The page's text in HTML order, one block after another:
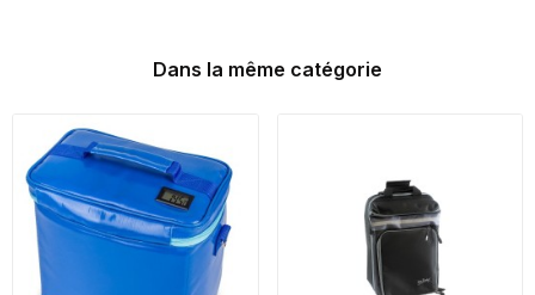
Dans la même catégorie